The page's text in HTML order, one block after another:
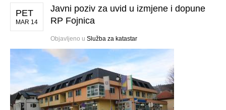
PET
MAR 14
Javni poziv za uvid u izmjene i dopune
RP Fojnica
Objavljeno u Služba za katastar